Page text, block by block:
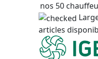
nos 50
articles